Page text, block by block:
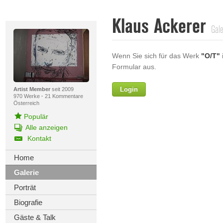
Artist Memberseit 2009
970 Werke · 21 Kommentare
Österreich
Populär
Alle anzeigen
Kontakt
Home
Galerie
Porträt
Biografie
Gäste & Talk
Klaus Ackerer
Wenn Sie sich für das Werk "O/T"
Formular aus.
Login